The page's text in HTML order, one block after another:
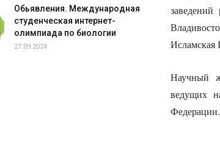
Исламская
Научный
ведущих
Обьявления. Международная
студенческая интернет-
олимпиада по биологии
27.09.2024